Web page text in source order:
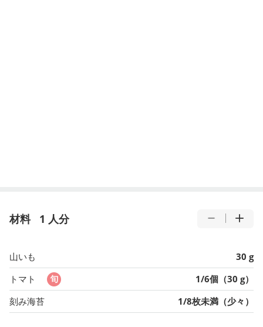
材料 1 人分
山いも
30 g
トマト
1/6個（30 g）
刻み海苔
1/8枚未満（少々）